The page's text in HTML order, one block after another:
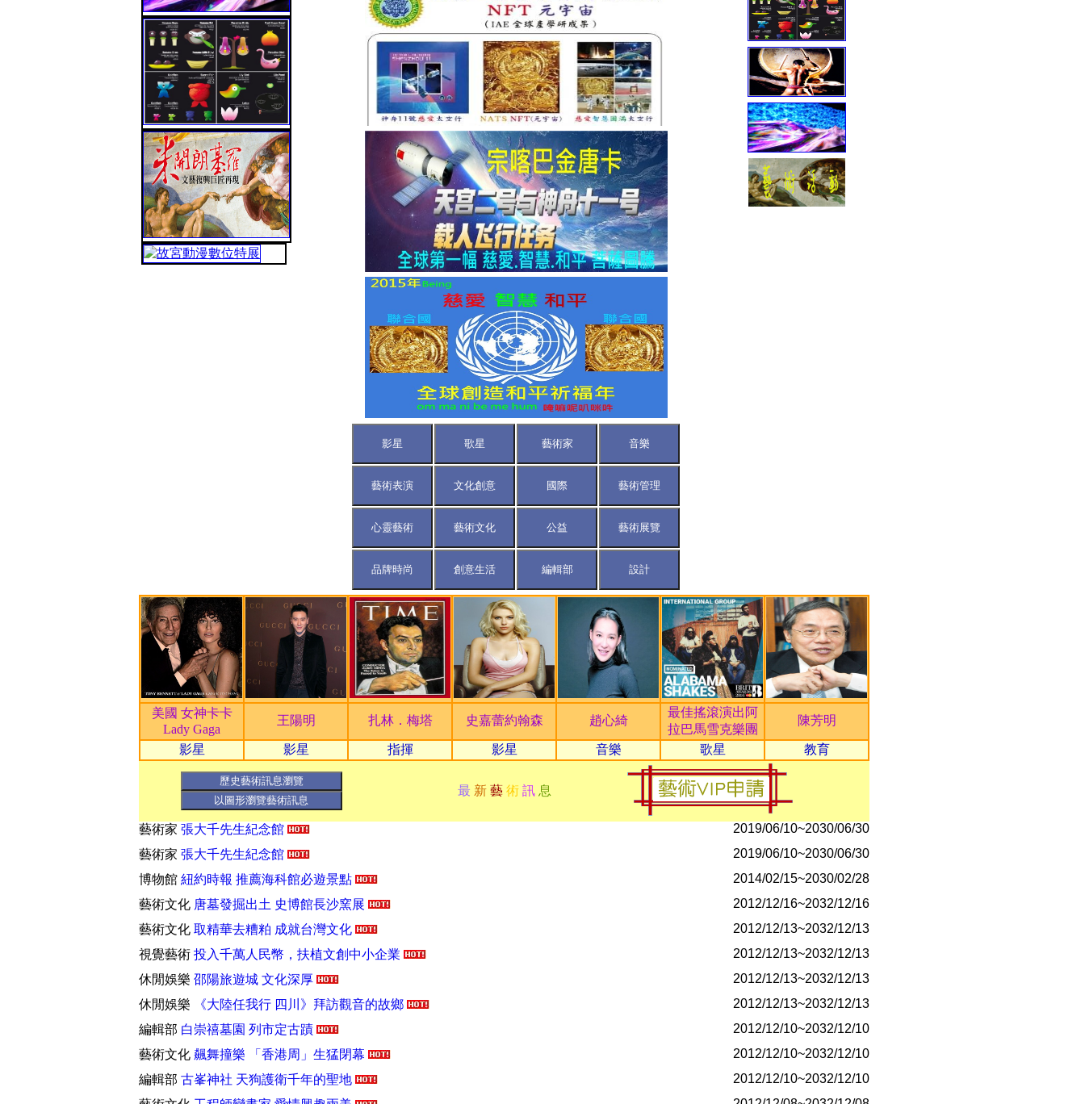
美國 女神卡卡
Lady Gaga
王陽明 扎林．梅塔 史嘉蕾約翰森 趙心綺
最佳搖滾演出阿
拉巴馬雪克樂團
陳芳明
影星 影星 指揮 影星 音樂 歌星 教育
最 新 藝 術訊息
投入千萬人民幣，扶植文創中小企業
《大陸任我行 四川》拜訪觀音的故鄉
甄選人才 2012電子書創作大賽 得獎名單公布
2012/12/08~2032/12/08
藝術文化日本3D幻視展 讓你「破冰懸空」
2012/12/08~2032/12/08
廖亦武批莫言：人與文都有問題
2012/12/07~2032/12/07
編輯部VIP護持邀請函！人生可獲國家級三大寶藏 【龍藏經
2022/06/01~2050/06/01
國際國家寶藏NATS 宗喀巴大師3D金銅雕為東方文
2020/02/01~2035/02/01
藝術展覽故宮博物院 慈悲與智慧—宗教雕塑藝術 常設展
2020/01/26~2030/01/31
文化創意經典之美—新媒體藝術展
2020/01/26~2030/12/31
文化創意故宮博物院 經典之美—新媒體藝術展
2020/01/26~2030/12/31
張大千先生紀念館
2019/06/10~2030/06/30
藝術家 張大千先生紀念館
2019/06/10~2030/06/30
博物館 紐約時報 推薦海科館必遊景點
2014/02/15~2030/02/28
藝術文化唐墓發掘出土 史博館長沙窯展
2012/12/16~2032/12/16
藝術文化 取精華去糟粕 成就台灣文化
2012/12/13~2032/12/13
視覺藝術 投入千萬人民幣，扶植文創中小企業
2012/12/13~2032/12/13
休閒娛樂 邵陽旅遊城 文化深厚
2012/12/13~2032/12/13
休閒娛樂 《大陸任我行 四川》拜訪觀音的故鄉
2012/12/13~2032/12/13
編輯部白崇禧墓園 列市定古蹟
2012/12/10~2032/12/10
藝術文化飆舞撞樂 「香港周」生猛閉幕
2012/12/10~2032/12/10
編輯部古峯神社 天狗護衛千年的聖地
2012/12/10~2032/12/10
藝術文化 工程師變畫家 愛情興趣兩美 2012/12/08~2032/12/08